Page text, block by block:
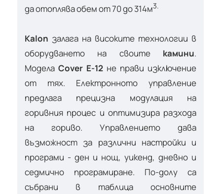
да отоплява обем от 70 до 314м3.
Kalon залага на високите технологии в
оборудването на своите камини.
Модела Cover E-12 не прави изключение
от тях. Електронното управление
предлага прецизна модулация на
горивния процес и оптимизира разхода
на гориво. Управлението дава
възможност за различни настройки и
програми - ден и нощ, уикенд, дневно и
седмично програмиране. По-долу са
събрани в таблица основните